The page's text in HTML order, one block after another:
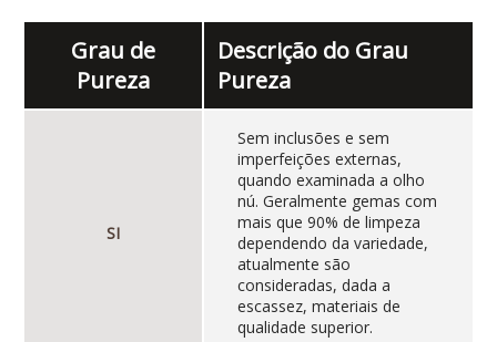
Grau de
Pureza
Descrição do Grau
Pureza
SI
Sem inclusões e sem
imperfeições externas,
quando examinada a olho
nú. Geralmente gemas com
mais que 90% de limpeza
dependendo da variedade,
atualmente são
consideradas, dada a
escassez, materiais de
qualidade superior.